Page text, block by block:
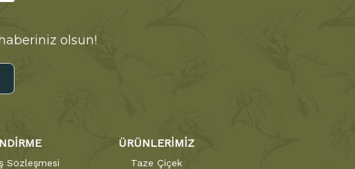
olsun!
Sözleşmesi
ÜRÜNLERİMİZ
Taze Çiçek